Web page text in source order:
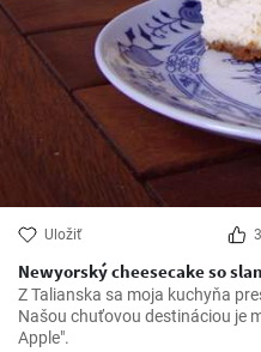
Uložiť 3
Newyorský cheesecake so
Z Talianska sa moja kuchyňa
Našou chuťovou destináciou je
Apple".